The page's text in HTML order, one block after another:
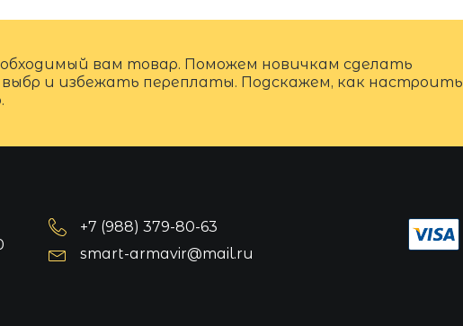
вам товар. Поможем новичкам сделать
и избежать переплаты. Подскажем, как настроить
+7 (988) 379-80-63
smart-armavir@mail.ru